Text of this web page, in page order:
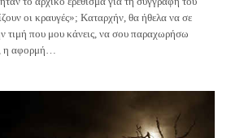
οι κραυγές»; Καταρχήν, θα ήθελα να σε
τιμή που μου κάνεις, να σου παραχωρήσω
η αφορμή…